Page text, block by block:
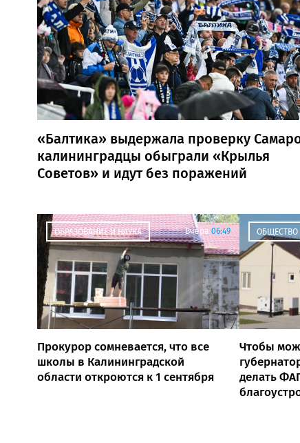
«Балтика» выдержала проверку
калининградцы обыграли «Крылья
Советов» и идут без поражений
ОБРАЗОВАНИЕ И НАУКА Вчера 06:49
Прокурор сомневается, что все
школы в Калининградской
области откроются к 1 сентября
ОБЩЕСТВО
Чтобы
делать